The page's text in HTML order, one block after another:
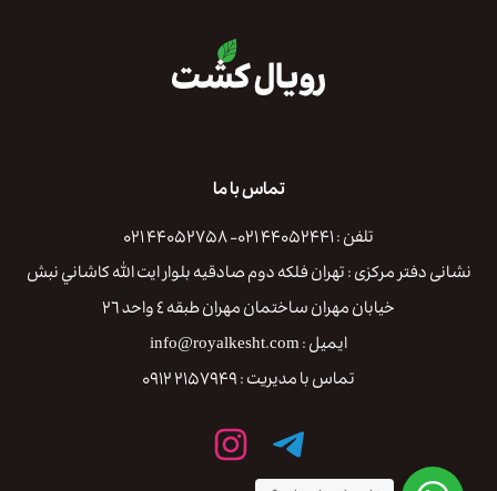
تماس با ما
تلفن : ۴۴۰۵۲۴۴۱ ۰۲۱- ۴۴۰۵۲۷۵۸ ۰۲۱
نشانی دفتر مرکزی : تهران فلكه دوم صادقيه بلوار ايت الله كاشاني نبش
خيابان مهران ساختمان مهران طبقه ٤ واحد ٢٦
ایمیل : info@royalkesht.com
تماس با مدیریت : ۲۱۵۷۹۴۹ ۰۹۱۲